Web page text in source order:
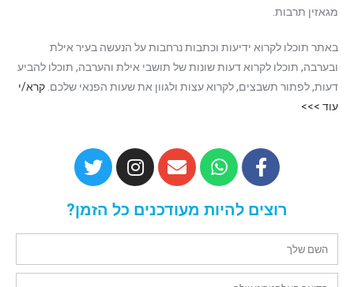
מגאזין תרבות.
באתר תוכלו לקרוא ידיעות וכתבות נרחבות על הנעשה בעיר אילת
ובערבה, תוכלו לקרוא דעות שונות של תושבי אילת והערבה, תוכלו להביע
דעות, לפתור תשבצים, לקרוא עצות ולגוון את שעות הפנאי שלכם. קרא/י
עוד >>>
רוצים להיות מעודכנים כל הזמן?